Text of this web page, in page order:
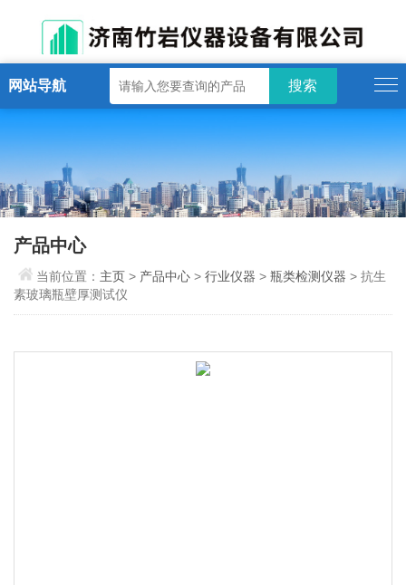
网站导航
产品中心
当前位置： 主页> 产品中心 >行业仪器 >瓶类检测仪器 > 抗生
素玻璃瓶壁厚测试仪